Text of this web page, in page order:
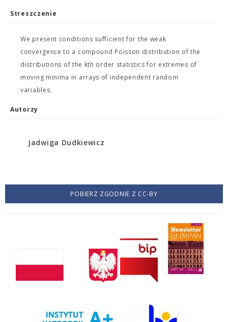
Streszczenie
We present conditions sufficient for the weak
convergence to a compound Poisson distribution of the
distributions of the kth order statistics for extremes of
moving minima in arrays of independent random
variables.
Autorzy
Jadwiga Dudkiewicz
POBIERZ ZGODNIE Z CC-BY